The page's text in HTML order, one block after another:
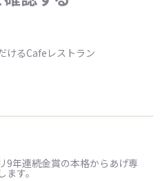
けるCafeレストラン
9年連続金賞の本格からあげ専
す。